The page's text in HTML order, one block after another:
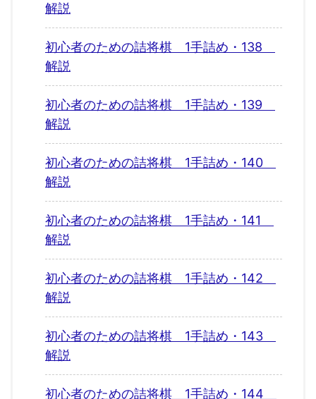
解説
初心者のための詰将棋 1手詰め・138
解説
初心者のための詰将棋 1手詰め・139
解説
初心者のための詰将棋 1手詰め・140
解説
初心者のための詰将棋 1手詰め・141
解説
初心者のための詰将棋 1手詰め・142
解説
初心者のための詰将棋 1手詰め・143
解説
初心者のための詰将棋 1手詰め・144